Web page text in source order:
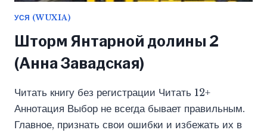
УСЯ (WUXIA)
Шторм Янтарной долины 2
(Анна Завадская)
Читать книгу без регистрации Читать 12+
Аннотация Выбор не всегда бывает правильным.
Главное, признать свои ошибки и избежать их в